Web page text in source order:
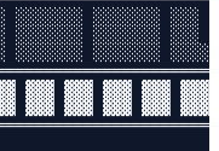
░░░░░░░ ░░░░░░░
░░░░░░░ ░░░░░░░
░░░░░░░ ░░░░░░░
▓▓▓ ▓▓▓ ▓▓▓ ▓▓▓
▓▓▓ ▓▓▓ ▓▓▓ ▓▓▓